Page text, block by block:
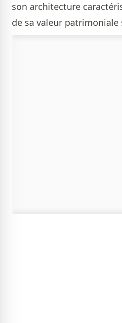
son architecture
de sa valeur patrimoniale